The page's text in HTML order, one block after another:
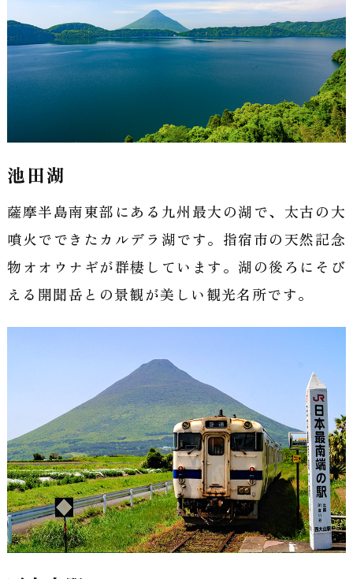
池田湖
薩摩半島南東部にある九州最大の湖で、太古の大
噴火でできたカルデラ湖です。指宿市の天然記念
物オオウナギが群棲しています。湖の後ろにそび
える開聞岳との景観が美しい観光名所です。